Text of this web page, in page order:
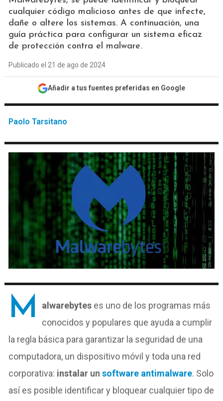
cualquier código malicioso antes de que infecte,
dañe o altere los sistemas. A continuación, una
guía práctica para configurar un sistema eficaz
de protección contra el malware.
Publicado el 21 de ago de 2024
Añadir a tus fuentes preferidas en Google
Paolo Tarsitano
M alwarebytes es uno de los programas más
conocidos y populares que ayuda a cumplir
la regla básica para garantizar la seguridad de una
computadora, un dispositivo móvil y toda una red
corporativa: instalar unsoftware antimalware. Solo
así es posible identificar y bloquear cualquier tipo de